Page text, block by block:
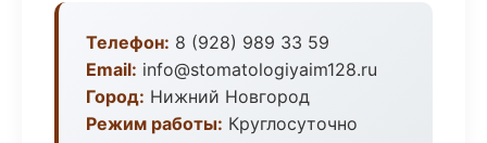
Телефон: 8 (928) 989 33 59
Email: info@stomatologiyaim128.ru
Город: Нижний Новгород
Режим работы: Круглосуточно